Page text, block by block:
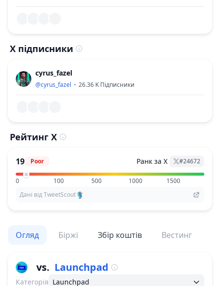
X підписники
cyrus_fazel
@cyrus_fazel 26.36 K Підписники
Рейтинг X
19 Poor Ранк за X #24672
0 100 500 1000
1500
Дані від TweetScout
Огляд Біржі Збір коштів Вестинг
vs. Launchpad
Категорія Launchpad